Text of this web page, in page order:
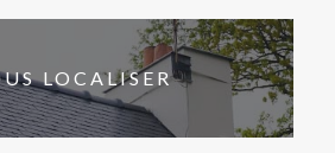
LOCALISER